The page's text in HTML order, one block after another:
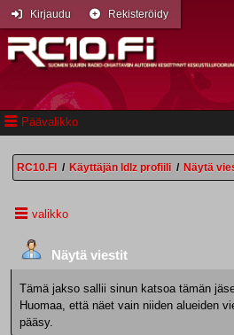
Päävalikko
Kirjaudu Rekisteröidy
RC10.FI / Käyttäjän ldlz profiili / Näytä
valikko
Näytä viestit
Tämä jakso sallii sinun katsoa tämän
Huomaa, että näet vain niiden alueiden
pääsy.